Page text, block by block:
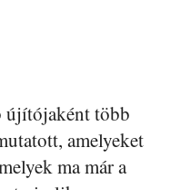
újítójaként több
amelyeket
ma már a